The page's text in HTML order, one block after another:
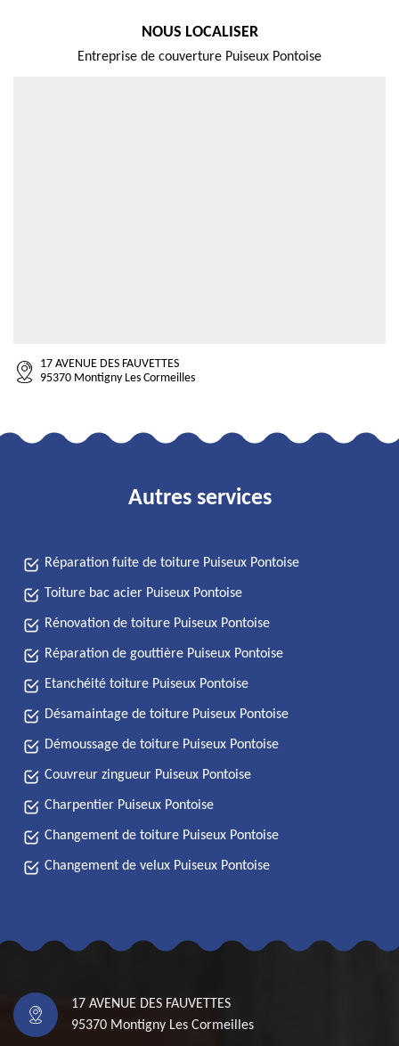
NOUS LOCALISER
Entreprise de couverture Puiseux Pontoise
17 AVENUE DES FAUVETTES
95370 Montigny Les Cormeilles
Autres services
Réparation fuite de toiture Puiseux Pontoise
Toiture bac acier Puiseux Pontoise
Rénovation de toiture Puiseux Pontoise
Réparation de gouttière Puiseux Pontoise
Etanchéité toiture Puiseux Pontoise
Désamaintage de toiture Puiseux Pontoise
Démoussage de toiture Puiseux Pontoise
Couvreur zingueur Puiseux Pontoise
Charpentier Puiseux Pontoise
Changement de toiture Puiseux Pontoise
Changement de velux Puiseux Pontoise
17 AVENUE DES FAUVETTES
95370 Montigny Les Cormeilles